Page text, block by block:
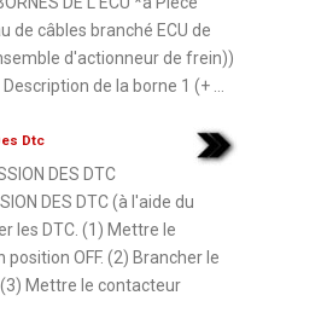
de câbles branché ECU de
d'actionneur de frein))
de la borne 1 (+ ...
Dtc
DES DTC
DES DTC (à l'aide du
les DTC. (1) Mettre le
OFF. (2) Brancher le
Mettre le contacteur